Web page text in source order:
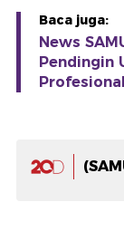
Baca juga:
News
Pendingin
Profesional